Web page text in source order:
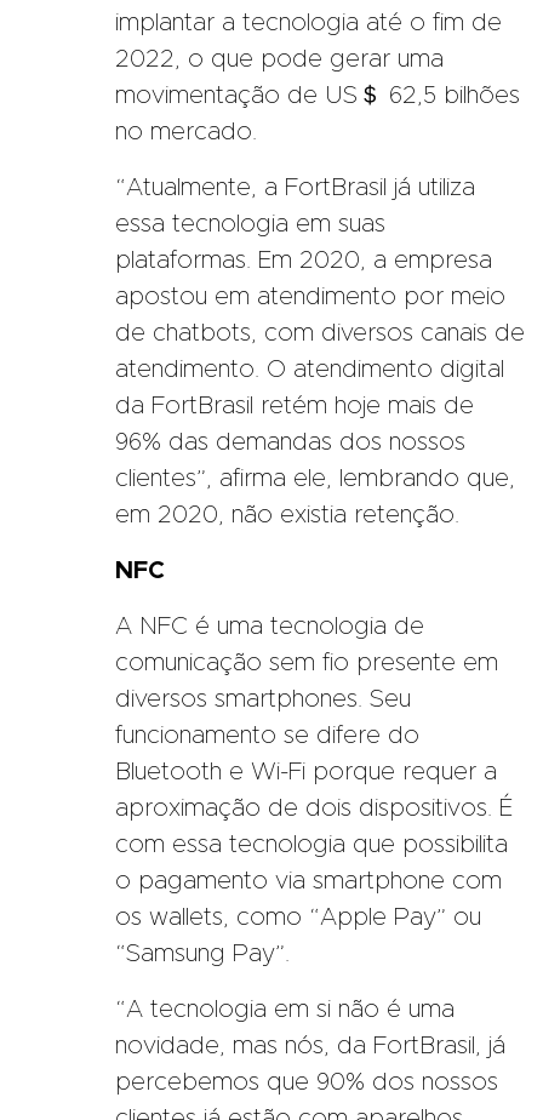
implantar a tecnologia até o fim de
2022, o que pode gerar uma
movimentação de US＄ 62,5 bilhões
no mercado.
“Atualmente, a FortBrasil já utiliza
essa tecnologia em suas
plataformas. Em 2020, a empresa
apostou em atendimento por meio
de chatbots, com diversos canais de
atendimento. O atendimento digital
da FortBrasil retém hoje mais de
96% das demandas dos nossos
clientes”, afirma ele, lembrando que,
em 2020, não existia retenção.
NFC
A NFC é uma tecnologia de
comunicação sem fio presente em
diversos smartphones. Seu
funcionamento se difere do
Bluetooth e Wi-Fi porque requer a
aproximação de dois dispositivos. É
com essa tecnologia que possibilita
o pagamento via smartphone com
os wallets, como “Apple Pay” ou
“Samsung Pay”.
“A tecnologia em si não é uma
novidade, mas nós, da FortBrasil, já
percebemos que 90% dos nossos